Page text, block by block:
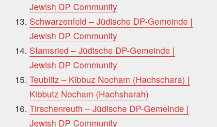
Jewish DP Community
Schwarzenfeld – Jüdische DP-Gemeinde |
Jewish DP Community
Stamsried – Jüdische DP-Gemeinde |
Jewish DP Community
Teublitz – Kibbuz Nocham (Hachschara) |
Kibbutz Nocham (Hachsharah)
Tirschenreuth – Jüdische DP-Gemeinde |
Jewish DP Community